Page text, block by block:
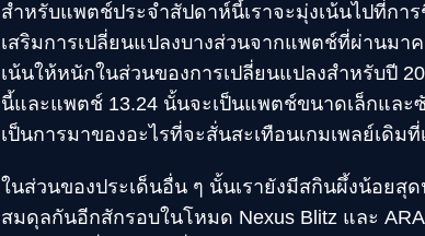
สำหรับแพตช์ประจำสัปดาห์นี้เราจะมุ่งเน้นไปที่กา
เสริมการเปลี่ยนแปลงบางส่วนจากแพตช์ที่ผ่านมา
เน้นให้หนักในส่วนของการเปลี่ยนแปลงสำหรับปี
นี้และแพตช์ 13.24 นั้นจะเป็นแพตช์ขนาดเล็กแล
เป็นการมาของอะไรที่จะสั่นสะเทือนเกมเพลย์เดิม
ในส่วนของประเด็นอื่น ๆ นั้นเรายังมีสกินผึ้งน้อยสุ
สมดุลกันอีกสักรอบในโหมด Nexus Blitz และ